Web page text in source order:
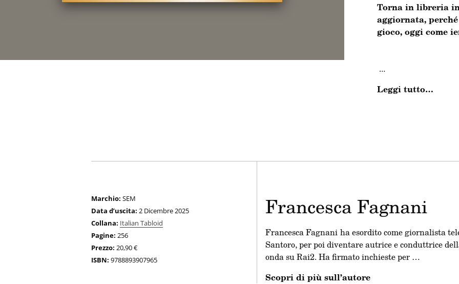
Torna in libreria
aggiornata,
gioco, oggi come
La pace è finita e ora
Ma Diabolik è solo la
criminali che
comprende il cartello
emergente, e poi il
cresciuti all’ombra
Così, la vendetta è
Leggi tutto…
Francesca Fagnani
Francesca Fagnani ha esordito come giornalista
Santoro, per poi diventare autrice e conduttrice
onda su Rai2. Ha firmato inchieste per …
Scopri di più sull’autore
Marchio: SEM
Data d’uscita: 2 Dicembre 2025
Collana: Italian Tabloid
Pagine: 256
Prezzo: 20,90 €
ISBN: 9788893907965